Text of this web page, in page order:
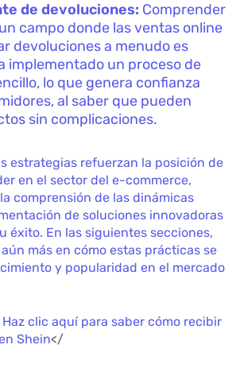
de devoluciones: Comprender
campo donde las ventas online
devoluciones a menudo es
implementado un proceso de
lo que genera confianza
al saber que pueden
sin complicaciones.
estrategias refuerzan la posición de
en el sector del e-commerce,
comprensión de las dinámicas
de soluciones innovadoras
éxito. En las siguientes secciones,
más en cómo estas prácticas se
y popularidad en el mercado
Haz clic aquí para saber cómo recibir
Shein</